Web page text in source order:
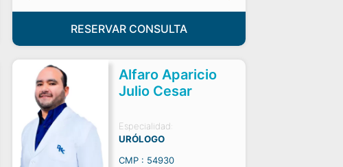
RESERVAR CONSULTA
Alfaro Aparicio
Julio Cesar
Especialidad:
URÓLOGO
CMP : 54930